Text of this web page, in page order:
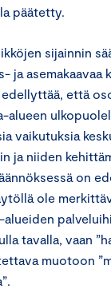
päätetty.
sijainnin
ja asemakaavaa
että
alueen
vaikutuksia
ja niiden
on
ole
tavalla, vaan
muotoon